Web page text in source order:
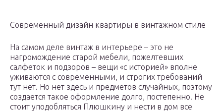
Современный дизайн квартиры в винтажном стиле
На самом деле винтаж в интерьере – это не
нагромождение старой мебели, пожелтевших
салфеток и подзоров – вещи «с историей» вполне
уживаются с современными, и строгих требований
тут нет. Но нет здесь и предметов случайных, поэтому
создается такое оформление долго, постепенно. Не
стоит уподобляться Плюшкину и нести в дом все